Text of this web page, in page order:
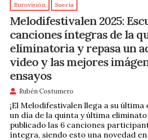
Eurovisión Suecia
Melodifestivalen 2025:
canciones íntegras de la
eliminatoria y repasa un
video y las mejores
ensayos
Rubén Costumero
¡El Melodifestivalen llega a su
un día de la quinta y última
publicado las 6 canciones
íntegra, siendo esto una novedad